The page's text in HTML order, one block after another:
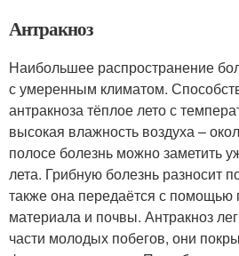
Антракноз
Наибольшее распространение
с умеренным климатом.
антракноза тёплое лето с
высокая влажность воздуха –
полосе болезнь можно заметить
лета. Грибную болезнь разносит
также она передаётся с помощью
материала и почвы. Антракноз
части молодых побегов, они